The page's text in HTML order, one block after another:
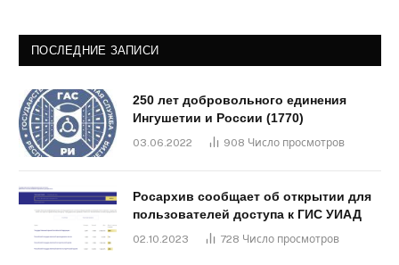
ПОСЛЕДНИЕ ЗАПИСИ
250 лет добровольного единения
Ингушетии и России (1770)
03.06.2022 908 Число просмотров
Росархив сообщает об открытии для
пользователей доступа к ГИС УИАД
02.10.2023 728 Число просмотров